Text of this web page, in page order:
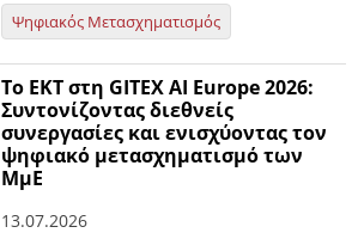
Ψηφιακός Μετασχηματισμός
Το ΕΚΤ στη GITEX AI Europe 2026:
Συντονίζοντας διεθνείς
συνεργασίες και ενισχύοντας τον
ψηφιακό μετασχηματισμό των
ΜμΕ
13.07.2026